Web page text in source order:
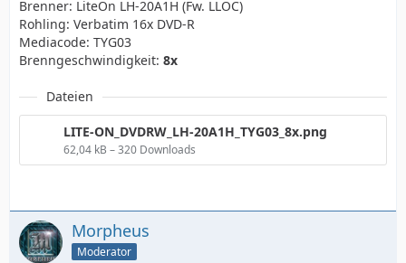
Brenner: LiteOn LH-20A1H (Fw. LLOC)
Rohling: Verbatim 16x DVD-R
Mediacode: TYG03
Brenngeschwindigkeit: 8x
Dateien
LITE-ON_DVDRW_LH-20A1H_TYG03_8x.png
62,04 kB – 320 Downloads
Morpheus
Moderator